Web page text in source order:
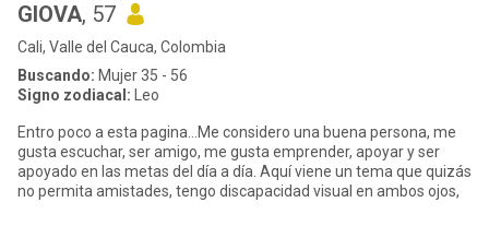
GIOVA, 57
Cali, Valle del Cauca, Colombia
Buscando: Mujer 35 - 56
Signo zodiacal: Leo
Entro poco a esta pagina…Me considero una buena persona, me
gusta escuchar, ser amigo, me gusta emprender, apoyar y ser
apoyado en las metas del día a día. Aquí viene un tema que quizás
no permita amistades, tengo discapacidad visual en ambos ojos,